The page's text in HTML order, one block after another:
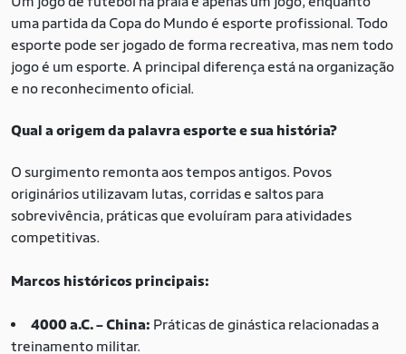
uma partida da Copa do Mundo é esporte profissional. Todo
esporte pode ser jogado de forma recreativa, mas nem todo
jogo é um esporte. A principal diferença está na organização
e no reconhecimento oficial.
Qual a origem da palavra esporte e sua história?
O surgimento remonta aos tempos antigos. Povos
originários utilizavam lutas, corridas e saltos para
sobrevivência, práticas que evoluíram para atividades
competitivas.
Marcos históricos principais:
4000 a.C. – China: Práticas de ginástica relacionadas a
treinamento militar.